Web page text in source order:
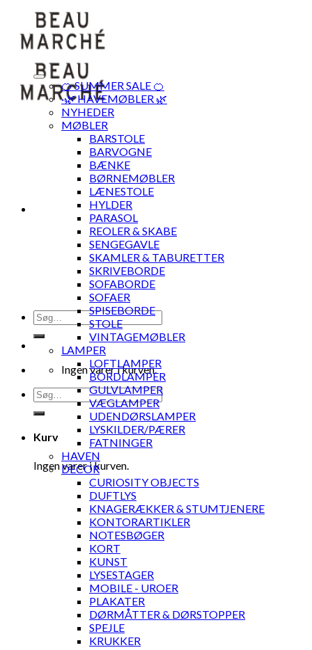
content
Søg
efter:
Ingen varer i kurven.
Søg
efter:
Kurv
Ingen varer i kurven.
🍊 SUMMER SALE 🍊
·🌿 HAVEMØBLER 🌿
NYHEDER
MØBLER
BARSTOLE
BARVOGNE
BÆNKE
BØRNEMØBLER
LÆNESTOLE
HYLDER
PARASOL
REOLER & SKABE
SENGEGAVLE
SKAMLER & TABURETTER
SKRIVEBORDE
SOFABORDE
SOFAER
SPISEBORDE
STOLE
VINTAGEMØBLER
LAMPER
LOFTLAMPER
BORDLAMPER
GULVLAMPER
VÆGLAMPER
UDENDØRSLAMPER
LYSKILDER/PÆRER
FATNINGER
HAVEN
DECOR
CURIOSITY OBJECTS
DUFTLYS
KNAGERÆKKER & STUMTJENERE
KONTORARTIKLER
NOTESBØGER
KORT
KUNST
LYSESTAGER
MOBILE - UROER
PLAKATER
DØRMÅTTER & DØRSTOPPER
SPEJLE
KRUKKER